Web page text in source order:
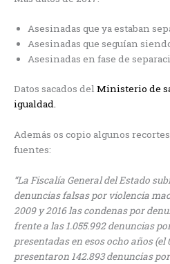
Asesinadas que ya estaban
Asesinadas que seguían
Asesinadas en fase de
Datos sacados del Ministerio de
igualdad.
Además os copio algunos
fuentes:
“La Fiscalía General del Estado
denuncias falsas por violencia
2009 y 2016 las condenas por
frente a las 1.055.992 denuncias
presentadas en esos ocho años (el
presentaron 142.893 denuncias